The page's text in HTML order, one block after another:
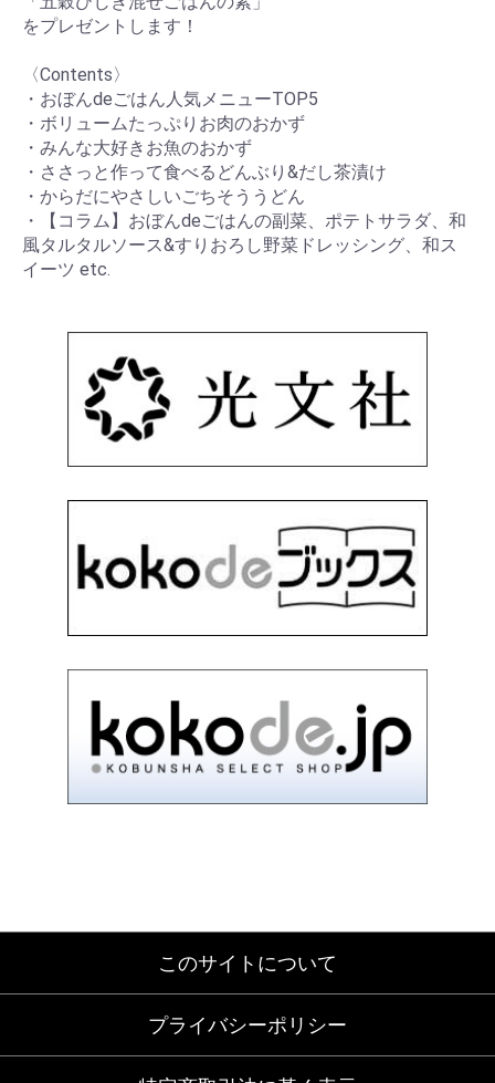
をプレゼントします！
〈Contents〉
・おぼんdeごはん人気メニューTOP5
・ボリュームたっぷりお肉のおかず
・みんな大好きお魚のおかず
・ささっと作って食べるどんぶり&だし茶漬け
・からだにやさしいごちそううどん
・【コラム】おぼんdeごはんの副菜、ポテトサラダ、和
風タルタルソース&すりおろし野菜ドレッシング、和ス
イーツ etc.
このサイトについて
プライバシーポリシー